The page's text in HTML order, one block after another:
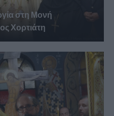
στη Μονή
Χορτιάτη